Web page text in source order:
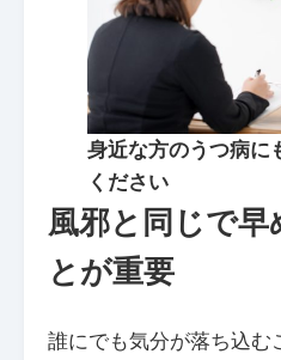
身近な方のうつ病に
ください
風邪と同じで早
とが重要
誰にでも気分が落ち込む